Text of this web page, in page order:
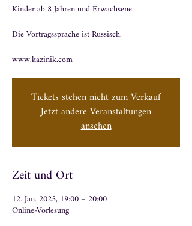
Kinder ​ab 8 Jahren und Erwachsene
Die Vortragssprache ist Russisch.
www.kazinik.com
Tickets stehen nicht zum Verkauf
Jetzt andere Veranstaltungen
ansehen
Zeit und Ort
12. Jan. 2025, 19:00 – 20:00
Online-Vorlesung